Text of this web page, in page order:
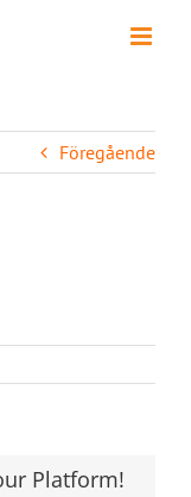
Föregående
Platform!